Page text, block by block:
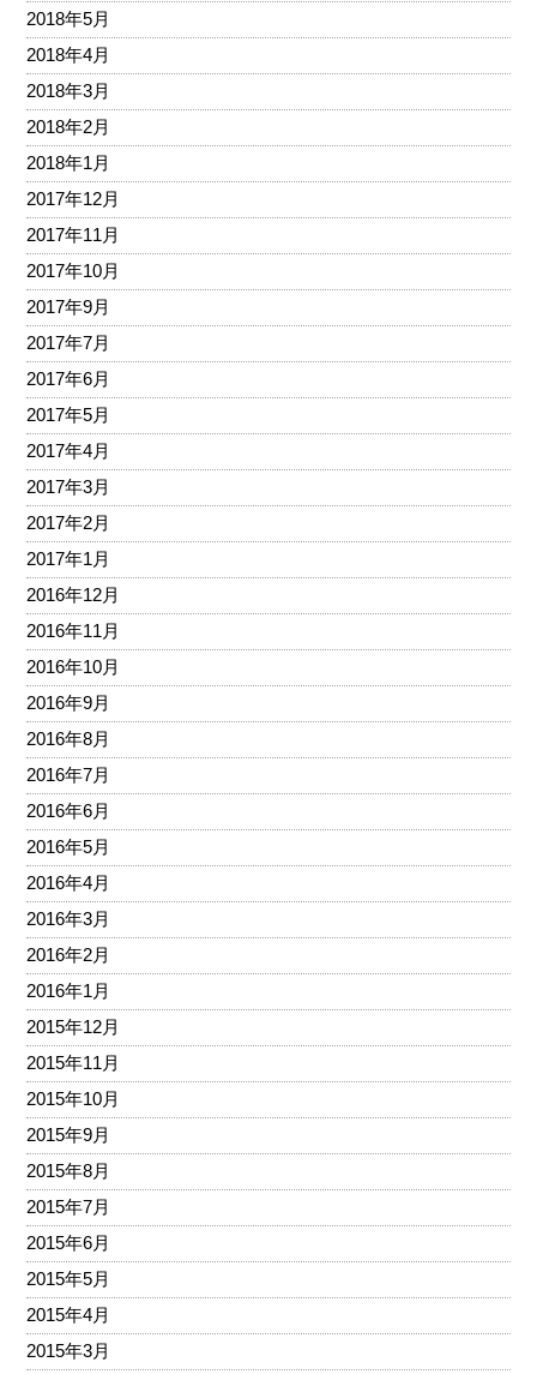
2018年5月
2018年4月
2018年3月
2018年2月
2018年1月
2017年12月
2017年11月
2017年10月
2017年9月
2017年7月
2017年6月
2017年5月
2017年4月
2017年3月
2017年2月
2017年1月
2016年12月
2016年11月
2016年10月
2016年9月
2016年8月
2016年7月
2016年6月
2016年5月
2016年4月
2016年3月
2016年2月
2016年1月
2015年12月
2015年11月
2015年10月
2015年9月
2015年8月
2015年7月
2015年6月
2015年5月
2015年4月
2015年3月